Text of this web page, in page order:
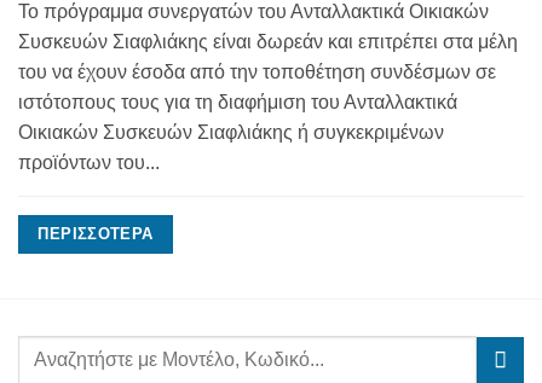
Το πρόγραμμα συνεργατών του Ανταλλακτικά Οικιακών
Συσκευών Σιαφλιάκης είναι δωρεάν και επιτρέπει στα μέλη
του να έχουν έσοδα από την τοποθέτηση συνδέσμων σε
ιστότοπους τους για τη διαφήμιση του Ανταλλακτικά
Οικιακών Συσκευών Σιαφλιάκης ή συγκεκριμένων
προϊόντων του...
ΠΕΡΙΣΣΌΤΕΡΑ